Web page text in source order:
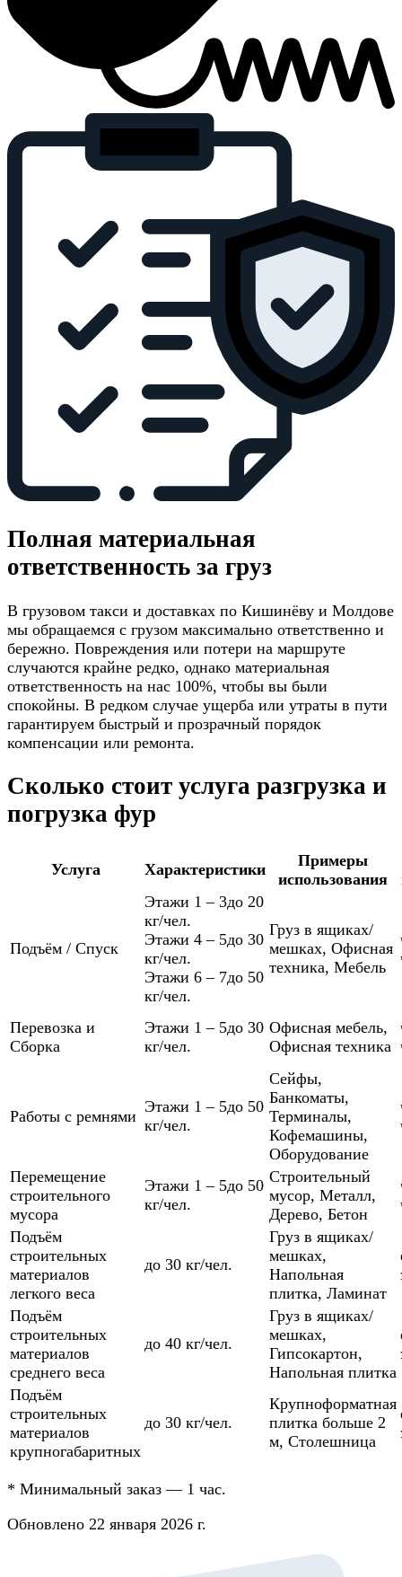
Полная материальная
ответственность за груз
В грузовом такси и доставках по Кишинёву и Молдове
мы обращаемся с грузом максимально ответственно и
бережно. Повреждения или потери на маршруте
случаются крайне редко, однако материальная
ответственность на нас 100%, чтобы вы были
спокойны. В редком случае ущерба или утраты в пути
гарантируем быстрый и прозрачный порядок
компенсации или ремонта.
Сколько стоит услуга разгрузка и
погрузка фур
Услуга Характеристики
Примеры
использования
Подъём / Спуск
Этажи 1 – 3до 20
кг/чел.
Этажи 4 – 5до 30
кг/чел.
Этажи 6 – 7до 50
кг/чел.
Груз в ящиках/
мешках, Офисная
техника, Мебель
Перевозка и
Сборка
Этажи 1 – 5до 30
кг/чел.
Офисная мебель,
Офисная техника
Работы с ремнями
Этажи 1 – 5до 50
кг/чел.
Сейфы,
Банкоматы,
Терминалы,
Кофемашины,
Оборудование
Перемещение
строительного
мусора
Этажи 1 – 5до 50
кг/чел.
Строительный
мусор, Металл,
Дерево, Бетон
Подъём
строительных
материалов
легкого веса
до 30 кг/чел.
Груз в ящиках/
мешках,
Напольная
плитка, Ламинат
Подъём
строительных
материалов
среднего веса
до 40 кг/чел.
Груз в ящиках/
мешках,
Гипсокартон,
Напольная плитка
Подъём
строительных
материалов
крупногабаритных
до 30 кг/чел.
Крупноформатная
плитка больше 2
м, Столешница
* Минимальный заказ — 1 час.
Обновлено 22 января 2026 г.